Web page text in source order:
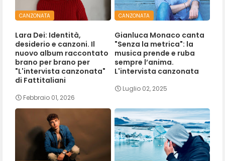
CANZONATA
Lara Dei: Identità,
desiderio e canzoni. Il
nuovo album raccontato
brano per brano per
"L'intervista canzonata"
di Fattitaliani
Febbraio 01, 2026
CANZONATA
Gianluca Monaco canta
"Senza la metrica": la
musica prende e ruba
sempre l’anima.
L'intervista canzonata
Luglio 02, 2025